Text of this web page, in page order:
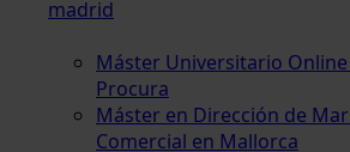
madrid
Máster Universitario
Procura
Máster en Dirección de
Comercial en Mallorca